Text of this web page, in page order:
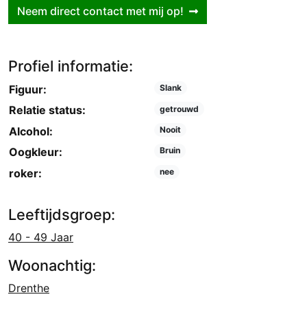
Neem direct contact met mij op!
Profiel informatie:
Figuur: Slank
Relatie status: getrouwd
Alcohol: Nooit
Oogkleur: Bruin
roker: nee
Leeftijdsgroep:
40 - 49 Jaar
Woonachtig:
Drenthe